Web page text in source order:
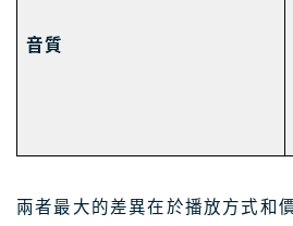
音質
兩者最大的差異在於播放方式和